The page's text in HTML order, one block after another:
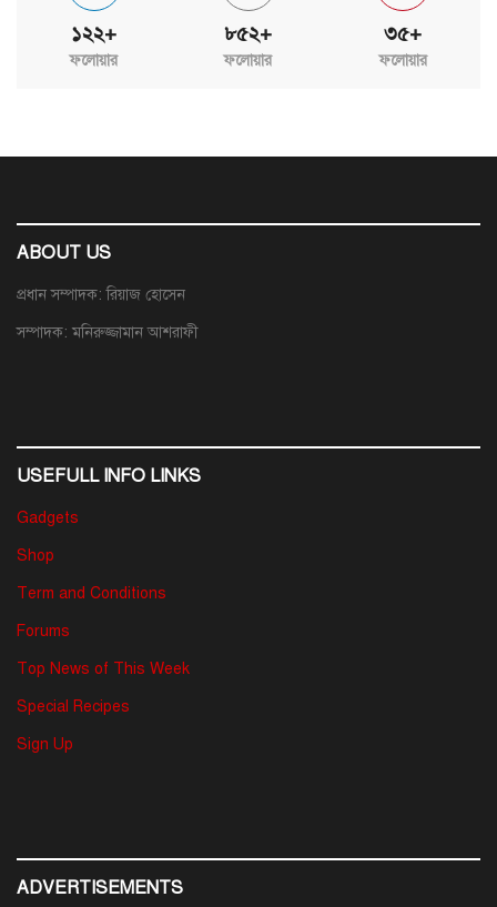
১২২+
ফলোয়ার
৮৫২+
ফলোয়ার
৩৫+
ফলোয়ার
ABOUT US
প্রধান সম্পাদক: রিয়াজ হোসেন
সম্পাদক: মনিরুজ্জামান আশরাফী
USEFULL INFO LINKS
Gadgets
Shop
Term and Conditions
Forums
Top News of This Week
Special Recipes
Sign Up
ADVERTISEMENTS